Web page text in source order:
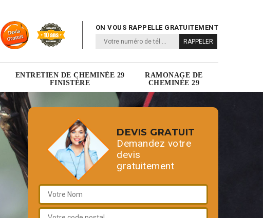
ON VOUS RAPPELLE GRATUITEMENT
ENTRETIEN DE CHEMINÉE 29
FINISTÈRE
RAMONAGE DE
CHEMINÉE 29
DEVIS GRATUIT
Demandez votre
devis
gratuitement